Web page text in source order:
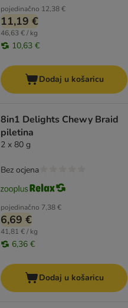
pojedinačno 12,38 €
11,19 €
46,63 € / kg
10,63 €
Dodaj u košaricu
8in1 Delights Chewy Braid
piletina
2 x 80 g
pojedinačno 7,38 €
6,69 €
41,81 € / kg
6,36 €
Bez ocjena
Dodaj u košaricu